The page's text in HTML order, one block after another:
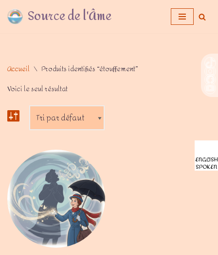
Aller Source de l'Âme
Accueil \ Produits identifiés “étouffement”
Voici le seul résultat
ENGLISH
SPOKEN